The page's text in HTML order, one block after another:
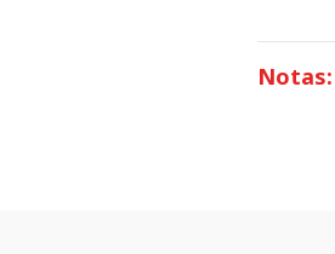
Notas: